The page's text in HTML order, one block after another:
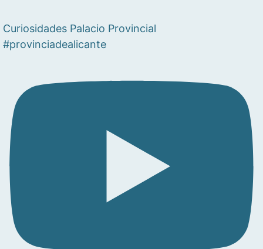
Curiosidades Palacio Provincial
#provinciadealicante